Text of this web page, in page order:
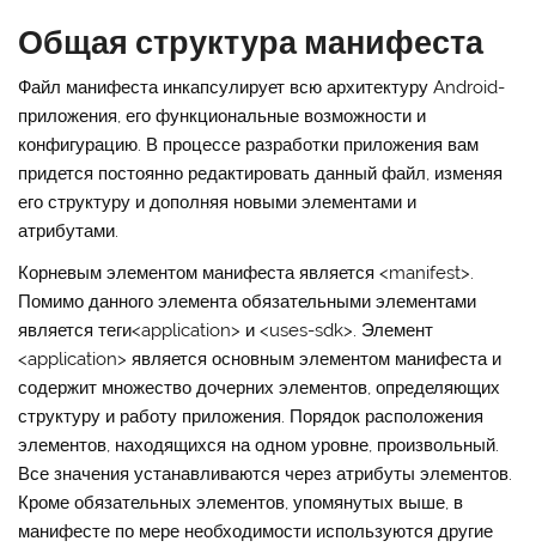
Общая структура манифеста
Файл манифеста инкапсулирует всю архитектуру Android-
приложения, его функциональные возможности и
конфигурацию. В процессе разработки приложения вам
придется постоянно редактировать данный файл, изменяя
его структуру и дополняя новыми элементами и
атрибутами.
Корневым элементом манифеста является<manifest>.
Помимо данного элемента обязательными элементами
является теги<application> и<uses-sdk>. Элемент
<application> является основным элементом манифеста и
содержит множество дочерних элементов, определяющих
структуру и работу приложения. Порядок расположения
элементов, находящихся на одном уровне, произвольный.
Все значения устанавливаются через атрибуты элементов.
Кроме обязательных элементов, упомянутых выше, в
манифесте по мере необходимости используются другие